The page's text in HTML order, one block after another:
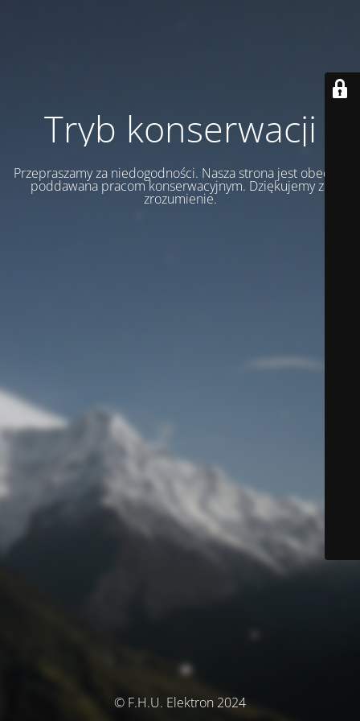
Tryb konserwacji
Przepraszamy za niedogodności. Nasza strona jest obecnie
poddawana pracom konserwacyjnym. Dziękujemy za
zrozumienie.
© F.H.U. Elektron 2024